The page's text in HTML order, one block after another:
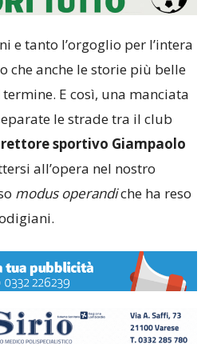
e tanto l’orgoglio per l’intera
che anche le storie più belle
E così, una manciata
le strade tra il club
sportivo Giampaolo
all’opera nel nostro
modus operandiche ha reso